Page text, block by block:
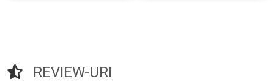
REVIEW-URI